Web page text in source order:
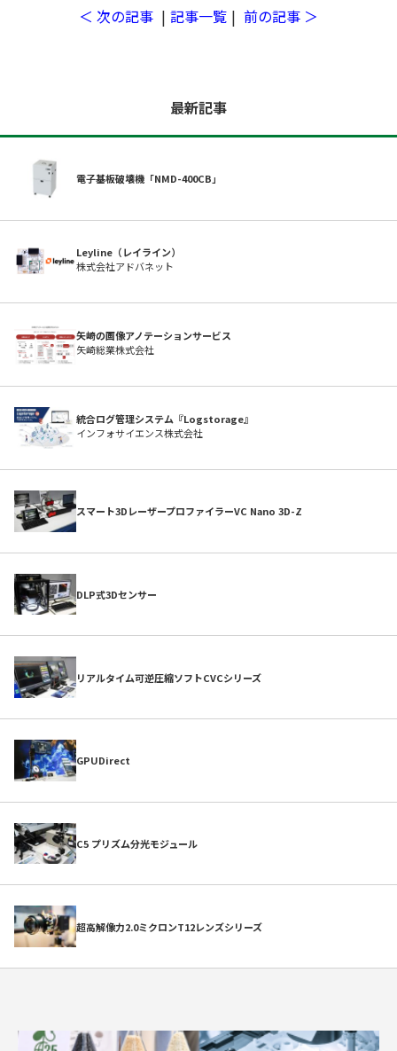
取材予定
開発サポートのお願い
よくある質問
＜ 次の記事 | 記事一覧 | 前の記事 ＞
最新記事
電子基板破壊機「NMD-400CB」
Leyline（レイライン）
株式会社アドバネット
矢崎の画像アノテーションサービス
矢崎総業株式会社
統合ログ管理システム『Logstorage』
インフォサイエンス株式会社
スマート3DレーザープロファイラーVC Nano 3D-Z
DLP式3Dセンサー
リアルタイム可逆圧縮ソフトCVCシリーズ
GPUDirect
C5 プリズム分光モジュール
超高解像力2.0ミクロンT12レンズシリーズ